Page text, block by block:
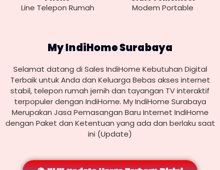
Line Telepon Rumah
Modem Portable
My IndiHome Surabaya
Selamat datang di Sales IndiHome Kebutuhan Digital
Terbaik untuk Anda dan Keluarga Bebas akses internet
stabil, telepon rumah jernih dan tayangan TV interaktif
terpopuler dengan IndiHome. My IndiHome Surabaya
Merupakan Jasa Pemasangan Baru Internet IndiHome
dengan Paket dan Ketentuan yang ada dan berlaku saat
ini (Update)